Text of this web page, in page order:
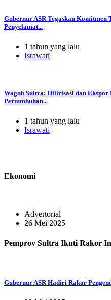
Gubernur ASR Tegaskan Komitmen
Penyelamat...
1 tahun yang lalu
Israwati
Wagub Sultra: Hilirisasi dan Ekspor
Pertumbuhan...
1 tahun yang lalu
Israwati
Ekonomi
Advertorial
26 Mei 2025
Pemprov Sultra Ikuti Rakor
Gubernur ASR Hadiri Rakor